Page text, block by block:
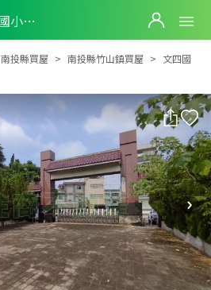
文四國小旁59坪公共設施保留地
文四國小旁59坪公共設施保留地
南投縣買屋 南投縣竹山鎮買屋
文四國